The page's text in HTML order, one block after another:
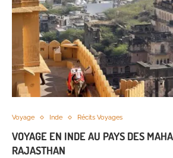
Voyage Inde Récits Voyages
VOYAGE EN INDE AU PAYS DES
RAJASTHAN